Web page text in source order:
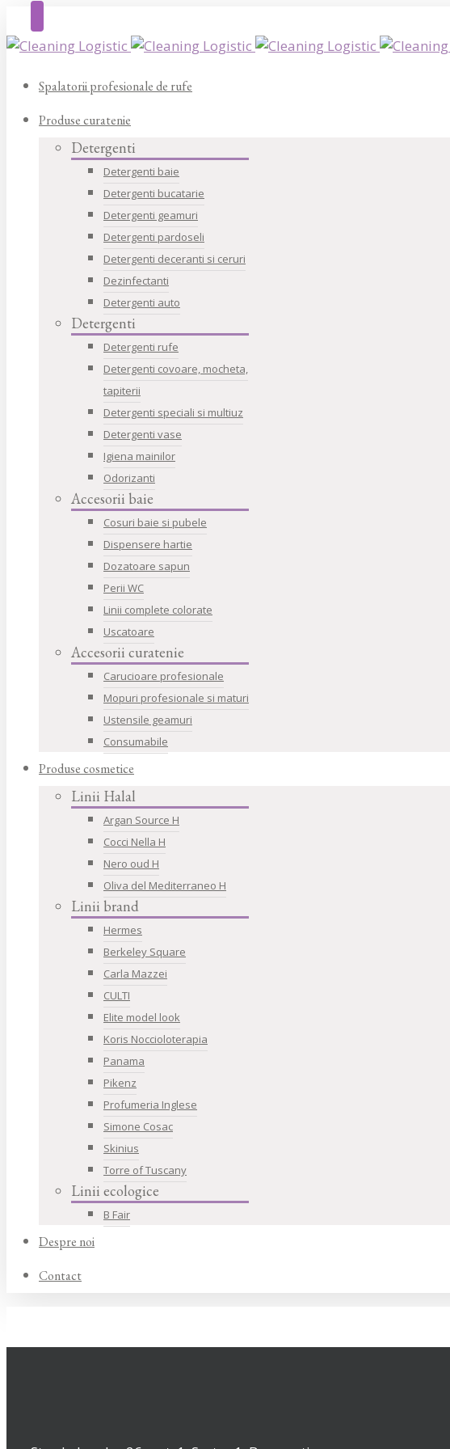
Spalatorii profesionale de rufe
Produse curatenie
Detergenti
Detergenti baie
Detergenti bucatarie
Detergenti geamuri
Detergenti pardoseli
Detergenti deceranti si ceruri
Dezinfectanti
Detergenti auto
Detergenti
Detergenti rufe
Detergenti covoare, mocheta,
tapiterii
Detergenti speciali si multiuz
Detergenti vase
Igiena mainilor
Odorizanti
Accesorii baie
Cosuri baie si pubele
Dispensere hartie
Dozatoare sapun
Perii WC
Linii complete colorate
Uscatoare
Accesorii curatenie
Carucioare profesionale
Mopuri profesionale si maturi
Ustensile geamuri
Consumabile
Produse cosmetice
Linii Halal
Argan Source H
Cocci Nella H
Nero oud H
Oliva del Mediterraneo H
Linii brand
Hermes
Berkeley Square
Carla Mazzei
CULTI
Elite model look
Koris Noccioloterapia
Panama
Pikenz
Profumeria Inglese
Simone Cosac
Skinius
Torre of Tuscany
Linii ecologice
B Fair
Despre noi
Contact